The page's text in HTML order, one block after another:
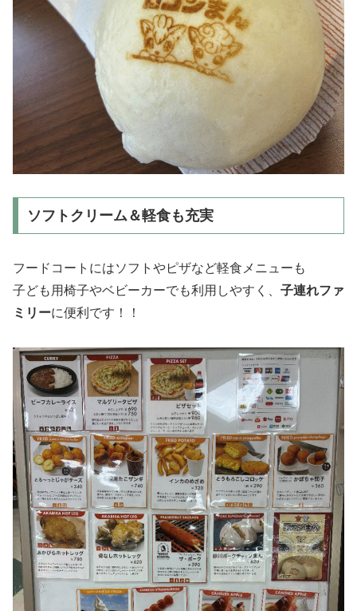
ソフトクリーム＆軽食も充実
フードコートにはソフトやピザなど軽食メニューも
子ども用椅子やベビーカーでも利用しやすく、 子連れファ
ミリーに便利です！！